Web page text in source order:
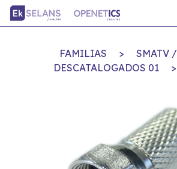
FAMILIAS > SMATV
DESCATALOGADOS 01
>